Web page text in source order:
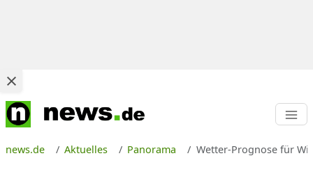
news.de Aktuelles Panorama Wetter-Prognose für